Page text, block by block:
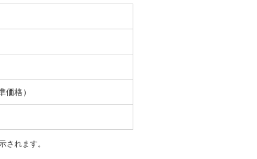
格）
れます。